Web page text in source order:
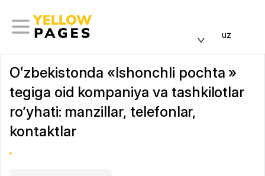
uz
Oʻzbekistonda «Ishonchli pochta »
tegiga oid kompaniya va tashkilotlar
ro’yhati: manzillar, telefonlar,
kontaktlar